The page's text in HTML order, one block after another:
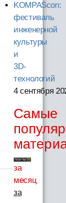
KOMPAScon:
фестиваль
инженерной
культуры
и
3D-
технологий
4 сентября
Самые
за
месяц
за